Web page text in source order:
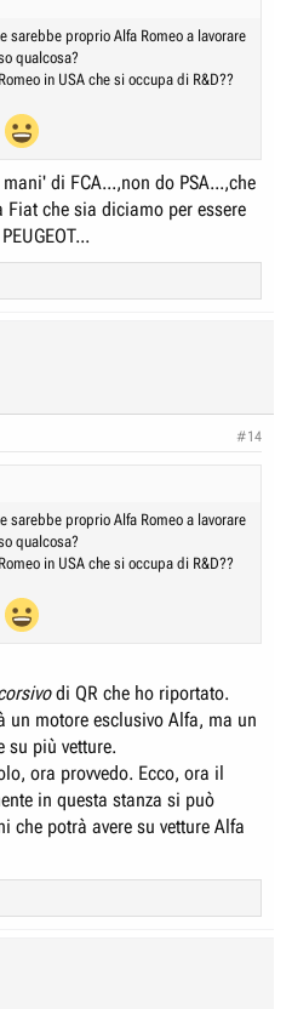
GME-T4 Evo, con la
utilizzato sui nuovi veicoli ibridi
guarda caso, dovrebbero
, basate proprio sulla
sarebbe proprio Alfa Romeo a lavorare
qualcosa?
in USA che si occupa di R&D??
di FCA...,non do PSA...,che
che sia diciamo per essere
#14
sarebbe proprio Alfa Romeo a lavorare
qualcosa?
in USA che si occupa di R&D??
di QR che ho riportato.
un motore esclusivo Alfa, ma un
su più vetture.
ora provvedo. Ecco, ora il
in questa stanza si può
che potrà avere su vetture Alfa